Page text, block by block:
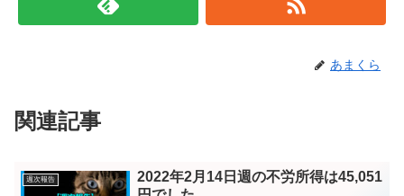
あまくら
関連記事
週次報告
2022年2月14日週の不労所得は45,051